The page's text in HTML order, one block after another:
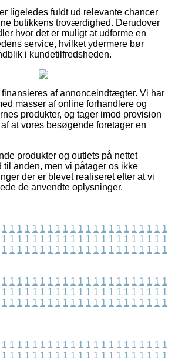
ligeledes fuldt ud relevante chancer
butikkens troværdighed. Derudover
hvor det er muligt at udforme en
service, hvilket ydermere bør
i kundetilfredsheden.
af annonceindtægter. Vi har
masser af online forhandlere og
produkter, og tager imod provision
at vores besøgende foretager en
produkter og outlets på nettet
til anden, men vi påtager os ikke
der er blevet realiseret efter at vi
de anvendte oplysninger.
1 1 1 1 1 1 1 1 1 1 1 1 1 1 1 1 1 1 1 1 1 1
1 1 1 1 1 1 1 1 1 1 1 1 1 1 1 1 1 1 1 1 1 1
1 1 1 1 1 1 1 1 1 1 1 1 1 1 1 1 1 1 1 1 1 1
1 1 1 1 1 1 1 1 1 1 1 1 1 1 1 1 1 1 1 1 1 1
1 1 1 1 1 1 1 1 1 1 1 1 1 1 1 1 1 1 1 1 1 1
1 1 1 1 1 1 1 1 1 1 1 1 1 1 1 1 1 1 1 1 1 1
1 1 1 1 1 1 1 1 1 1 1 1 1 1 1 1 1 1 1 1 1 1
1 1 1 1 1 1 1 1 1 1 1 1 1 1 1 1 1 1 1 1 1 1